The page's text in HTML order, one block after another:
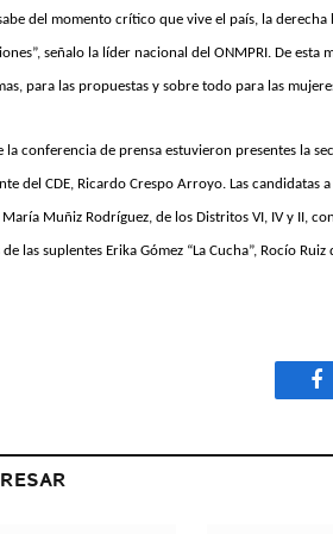
sabe del momento crítico que vive el país, la
señalo la líder nacional del ONMPRI. De esta
para las propuestas y sobre todo para las
la conferencia de prensa estuvieron presentes la
del CDE, Ricardo Crespo Arroyo. Las
Muñiz Rodríguez, de los Distritos VI, IV y II,
de las suplentes Erika Gómez “La Cucha”, Rocío